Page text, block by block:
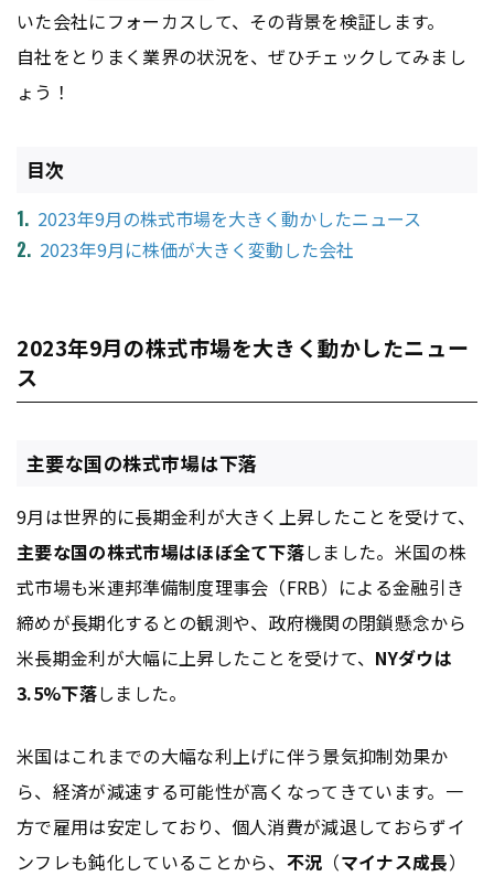
いた会社にフォーカスして、その背景を検証します。
自社をとりまく業界の状況を、ぜひチェックしてみまし
ょう！
目次
2023年9月の株式市場を大きく動かしたニュース
2023年9月に株価が大きく変動した会社
2023年9月の株式市場を大きく動かしたニュー
ス
主要な国の株式市場は下落
9月は世界的に長期金利が大きく上昇したことを受けて、
主要な国の株式市場はほぼ全て下落しました。米国の株
式市場も米連邦準備制度理事会（FRB）による金融引き
締めが長期化するとの観測や、政府機関の閉鎖懸念から
米長期金利が大幅に上昇したことを受けて、 NYダウは
3.5%下落しました。
米国はこれまでの大幅な利上げに伴う景気抑制効果か
ら、経済が減速する可能性が高くなってきています。一
方で雇用は安定しており、個人消費が減退しておらずイ
ンフレも鈍化していることから、 不況 （マイナス成長）